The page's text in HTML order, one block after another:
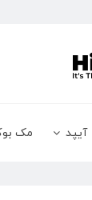
آیپد مک